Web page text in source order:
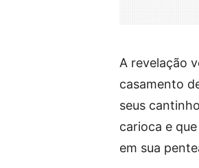
A revelação
casamento
seus
carioca e
em sua